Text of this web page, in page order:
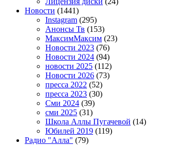
Новости (1441)
Instagram (295)
Анонсы Тв (153)
МаксимМаксим (23)
Новости 2023 (76)
Новости 2024 (94)
новости 2025 (112)
Новости 2026 (73)
пресса 2022 (52)
пресса 2023 (30)
Сми 2024 (39)
сми 2025 (31)
Школа Аллы Пугачевой (14)
Юбилей 2019 (119)
Радио "Алла" (79)